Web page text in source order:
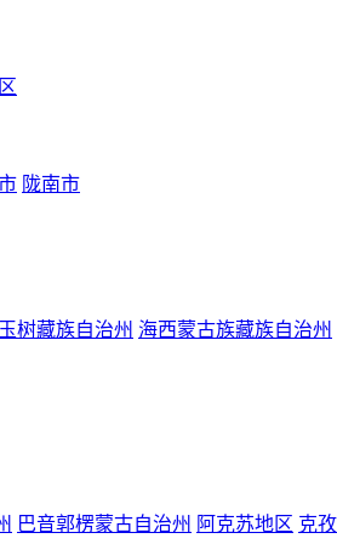
陇南市
玉树藏族自治州 海西蒙古族藏族自治州
巴音郭楞蒙古自治州 阿克苏地区 克